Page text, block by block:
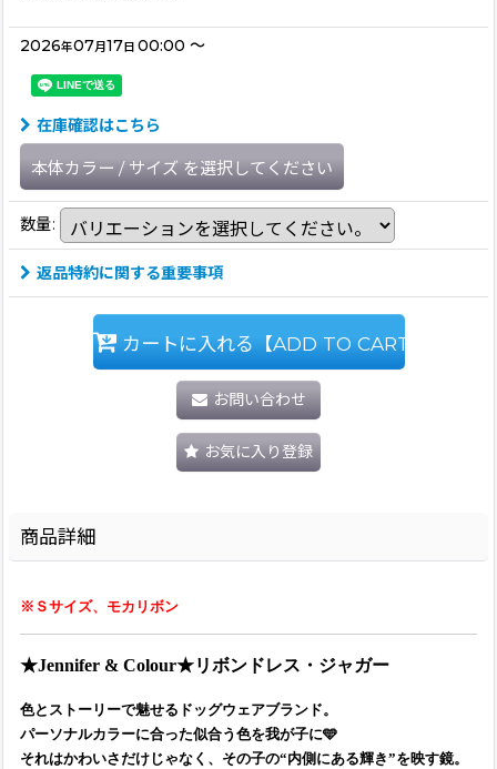
2026年07月 17日 00:00 ～
在庫確認はこちら
本体カラー / サイズ を選択してください
数量:
返品特約に関する重要事項
カートに入れる【ADD TO CART】
お問い合わせ
お気に入り登録
商品詳細
※Ｓサイズ、モカリボン
★Jennifer & Colour★リボンドレス・ジャガー
色とストーリーで魅せるドッグウェアブランド。
パーソナルカラーに合った似合う色を我が子に🩵
それはかわいさだけじゃなく、その子の“内側にある輝き”を映す鏡。